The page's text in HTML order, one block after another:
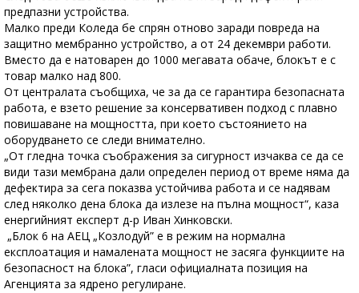
предпазни устройства.
Малко преди Коледа бе спрян отново заради повреда на
защитно мембранно устройство, а от 24 декември работи.
Вместо да е натоварен до 1000 мегавата обаче, блокът е с
товар малко над 800.
От централата съобщиха, че за да се гарантира безопасната
работа, е взето решение за консервативен подход с плавно
повишаване на мощността, при което състоянието на
оборудването се следи внимателно.
„От гледна точка съображения за сигурност изчаква се да се
види тази мембрана дали определен период от време няма да
дефектира за сега показва устойчива работа и се надявам
след няколко дена блока да излезе на пълна мощност“, каза
енергийният експерт д-р Иван Хинковски.
„Блок 6 на АЕЦ „Козлодуй” е в режим на нормална
експлоатация и намалената мощност не засяга функциите на
безопасност на блока”, гласи официалната позиция на
Агенцията за ядрено регулиране.